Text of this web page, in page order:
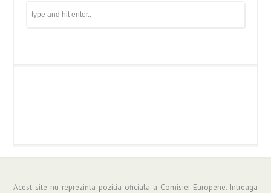
Acest site nu reprezinta pozitia oficiala a Comisiei Europene. Intreaga